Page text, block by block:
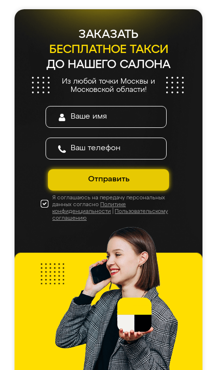
ЗАКАЗАТЬ
БЕСПЛАТНОЕ ТАКСИ
ДО НАШЕГО САЛОНА
Из любой точки Москвы и
Московской области!
Отправить
Я соглашаюсь на передачу персональных
данных согласно Политике
конфиденциальности
Пользовательскому
соглашению